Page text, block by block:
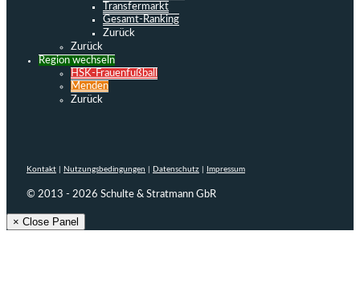
Transfermarkt
Gesamt-Ranking
Zurück
Zurück
Region wechseln
HSK-Frauenfußball
Menden
Zurück
Kontakt Nutzungsbedingungen Datenschutz Impressum
© 2013 - 2026 Schulte & Stratmann GbR
× Close Panel